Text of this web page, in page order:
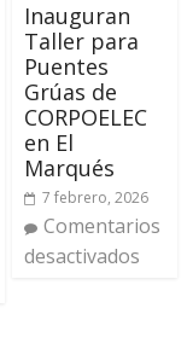
Inauguran
Taller para
Puentes
Grúas de
CORPOELEC
en El
Marqués
7 febrero, 2026
Comentarios
desactivados